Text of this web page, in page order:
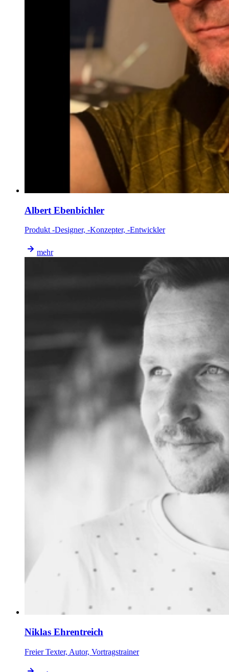
Albert Ebenbichler
Produkt -Designer, -Konzepter, -Entwickler
mehr
Niklas Ehrentreich
Freier Texter, Autor, Vortragstrainer